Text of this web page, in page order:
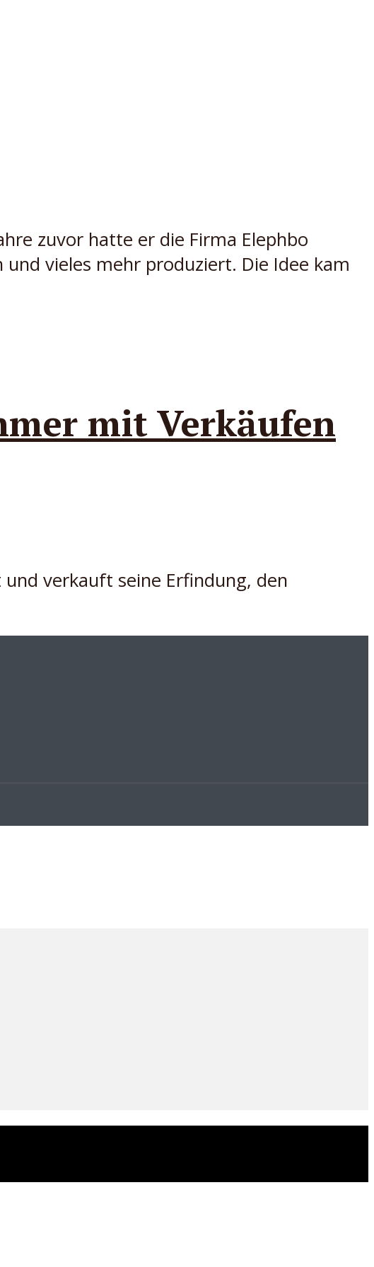
zuvor hatte er die Firma Elephbo
vieles mehr produziert. Die Idee kam
mit Verkäufen
verkauft seine Erfindung, den